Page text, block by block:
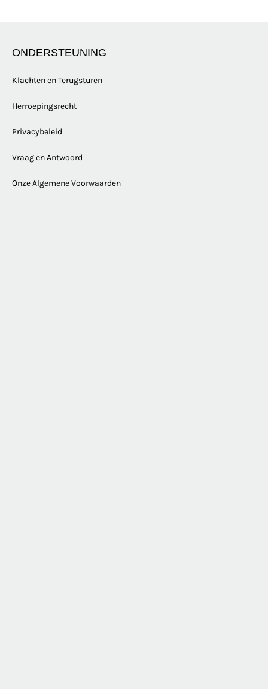
ONDERSTEUNING
Klachten en Terugsturen
Herroepingsrecht
Privacybeleid
Vraag en Antwoord
Onze Algemene Voorwaarden